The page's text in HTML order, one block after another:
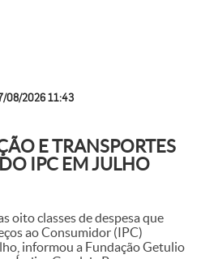
08/2026 11:43
E TRANSPORTES
IPC EM JULHO
oito classes de despesa que
ao Consumidor (IPC)
informou a Fundação Getulio